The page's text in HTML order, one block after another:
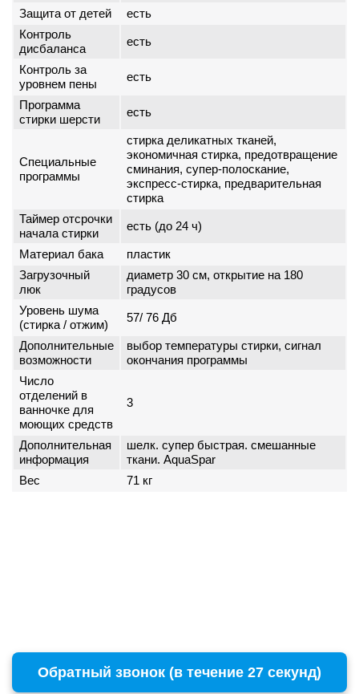
Защита от детей
есть
Контроль
дисбаланса
есть
Контроль за
уровнем пены
есть
Программа
стирки шерсти
есть
Специальные
программы
стирка деликатных тканей,
экономичная стирка, предотвращение
сминания, супер-полоскание,
экспресс-стирка, предварительная
стирка
Таймер отсрочки
начала стирки
есть (до 24 ч)
Материал бака
пластик
Загрузочный
люк
диаметр 30 см, открытие на 180
градусов
Уровень шума
(стирка / отжим)
57/ 76 Дб
Дополнительные
возможности
выбор температуры стирки, сигнал
окончания программы
Число
отделений в
ванночке для
моющих средств
3
Дополнительная
информация
шелк. супер быстрая. смешанные
ткани. AquaSpar
Вес
71 кг
Обратный звонок (в течение 27 секунд)